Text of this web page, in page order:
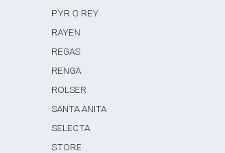
PYR O REY
RAYEN
REGAS
RENGA
ROLSER
SANTA ANITA
SELECTA
STORE